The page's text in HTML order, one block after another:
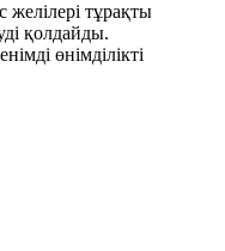
желілері тұрақты
қолдайды.
өнімділікті